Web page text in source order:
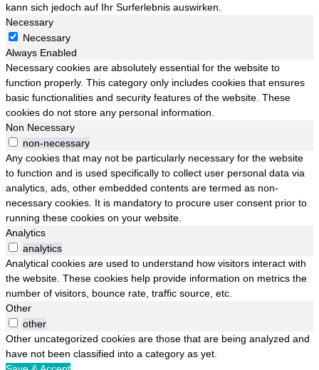
kann sich jedoch auf Ihr Surferlebnis auswirken.
Necessary
Necessary
Always Enabled
Necessary cookies are absolutely essential for the website to
function properly. This category only includes cookies that ensures
basic functionalities and security features of the website. These
cookies do not store any personal information.
Non Necessary
non-necessary
Any cookies that may not be particularly necessary for the website
to function and is used specifically to collect user personal data via
analytics, ads, other embedded contents are termed as non-
necessary cookies. It is mandatory to procure user consent prior to
running these cookies on your website.
Analytics
analytics
Analytical cookies are used to understand how visitors interact with
the website. These cookies help provide information on metrics the
number of visitors, bounce rate, traffic source, etc.
Other
other
Other uncategorized cookies are those that are being analyzed and
have not been classified into a category as yet.